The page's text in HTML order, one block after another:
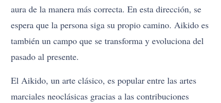
aura de la manera más correcta. En esta dirección, se
espera que la persona siga su propio camino. Aikido es
también un campo que se transforma y evoluciona del
pasado al presente.
El Aikido, un arte clásico, es popular entre las artes
marciales neoclásicas gracias a las contribuciones